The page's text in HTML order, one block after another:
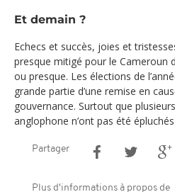
Et demain ?
Echecs et succès, joies et
presque mitigé pour le Cameroun
ou presque. Les élections de
grande partie d’une remise en
gouvernance. Surtout que
anglophone n’ont pas été épluchés
Partager
Plus d'informations à propos de